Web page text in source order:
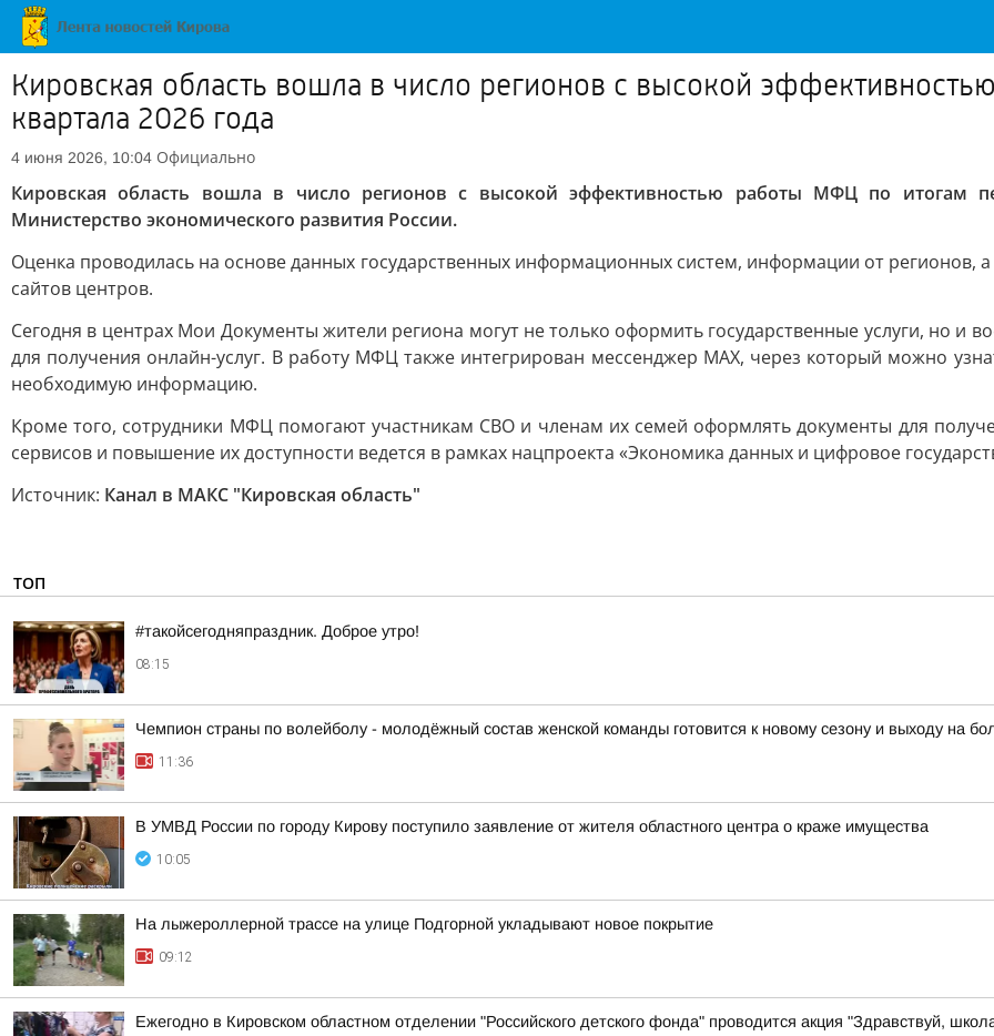
Кировская область вошла в число регионов с высокой
квартала 2026 года
4 июня 2026, 10:04 Официально
Кировская область вошла в число регионов с высокой эффективностью работы МФЦ по итогам
Министерство экономического развития России.
Оценка проводилась на основе данных государственных информационных систем, информации от регионов,
сайтов центров.
Сегодня в центрах Мои Документы жители региона могут не только оформить государственные услуги, но и
для получения онлайн-услуг. В работу МФЦ также интегрирован мессенджер MAX, через который можно
необходимую информацию.
Кроме того, сотрудники МФЦ помогают участникам СВО и членам их семей оформлять документы для
сервисов и повышение их доступности ведется в рамках нацпроекта «Экономика данных и цифровое
Источник: Канал в МАКС "Кировская область"
ТОП
#такойсегодняпраздник. Доброе утро!
08:15
Чемпион страны по волейболу - молодёжный состав женской команды готовится к новому сезону и выходу на
11:36
В УМВД России по городу Кирову поступило заявление от жителя областного центра о краже имущества
10:05
На лыжероллерной трассе на улице Подгорной укладывают новое покрытие
09:12
Ежегодно в Кировском областном отделении "Российского детского фонда" проводится акция "Здравствуй,